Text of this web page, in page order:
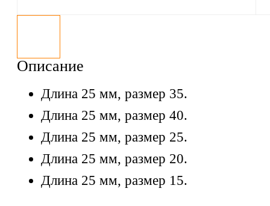
Описание
Длина 25 мм, размер 35.
Длина 25 мм, размер 40.
Длина 25 мм, размер 25.
Длина 25 мм, размер 20.
Длина 25 мм, размер 15.